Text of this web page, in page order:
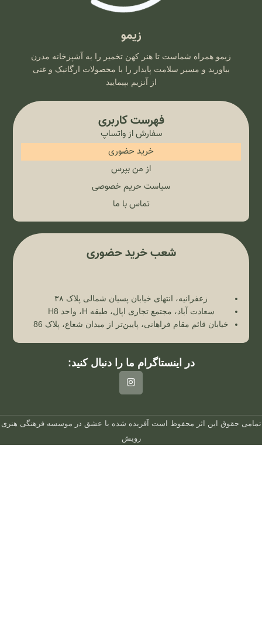
زیمو
زیمو همراه شماست تا هنر کهن تخمیر را به آشپزخانه مدرن
بیاورید و مسیر سلامت پایدار را با محصولات ارگانیک و غنی
از آنزیم بپیمایید
فهرست کاربری
سفارش از واتساپ
خرید حضوری
از من بپرس
سیاست حریم خصوصی
تماس با ما
شعب خرید حضوری
زعفرانیه، انتهای خیابان پسیان شمالی پلاک ۳۸
سعادت آباد، مجتمع تجاری اپال، طبقه H، واحد H8
خیابان قائم مقام فراهانی، پایین‌تر از میدان شعاع، پلاک 86
در اینستاگرام ما را دنبال کنید:
تمامی حقوق این اثر محفوظ است آفریده شده با عشق در موسسه فرهنگی هنری
رویش